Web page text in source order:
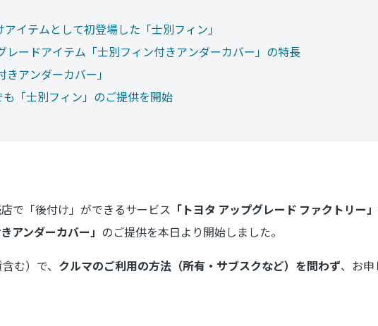
イテムとして初登場した「士別フィン」
レードアイテム「士別フィン付きアンダーカバー」の特長
アンダーカバー」
「士別フィン」のご提供を開始
で「後付け」ができるサービス 「トヨタ アップグレード ファクトリー」
アンダーカバー」 のご提供を本日より開始しました。
む）で、 クルマのご利用の方法（所有・サブスクなど）を問わず、お